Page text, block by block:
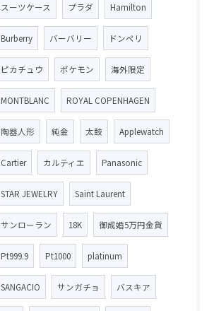
スーツケース プラダ Hamilton
Burberry バーバリー ドンペリ
ピカチュウ ポケモン 海外限定
MONTBLANC ROYAL COPENHAGEN
陶器人形 純金 太鼓 Applewatch
Cartier カルティエ Panasonic
STAR JEWELRY Saint Laurent
サンローラン 18K 御成婚5万円金貨
Pt999.9 Pt1000 platinum
SANGACIO サンガチョ バスキア